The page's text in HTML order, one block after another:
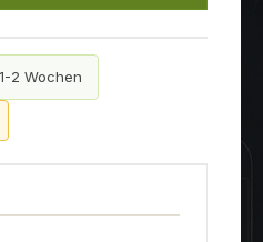
2 Wochen